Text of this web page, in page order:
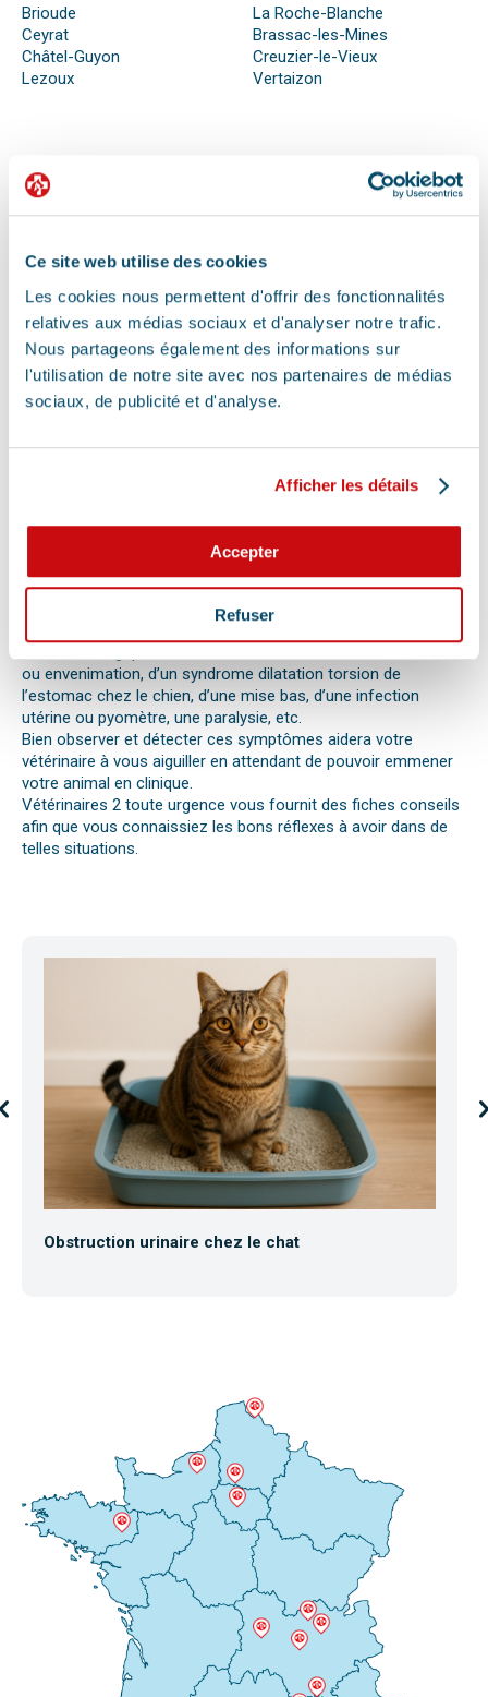
Ce site web utilise des cookies
Les cookies nous permettent d'offrir des fonctionnalités
relatives aux médias sociaux et d'analyser notre trafic.
Nous partageons également des informations sur
l'utilisation de notre site avec nos partenaires de médias
sociaux, de publicité et d'analyse.
Afficher les détails
Accepter
Refuser
Brioude
Ceyrat
Châtel-Guyon
Lezoux
La Roche-Blanche
Brassac-les-Mines
Creuzier-le-Vieux
Vertaizon
QUE FAIRE EN CAS D’URGENCE ?
Face à son animal souffrant, nous sommes nombreux à
préparer totalement à ce type d’événement, certains gestes
Ainsi, le premier réflexe à avoir dans une telle situation est de
contacter le vétérinaire de garde ou la clinique d’urgence
vétérinaire la plus proche de votre domicile. Il est important
également de ne pas paniquer et de vous assurer de la
sécurité de votre animal pour ne pas empirer la situation.
Pour pouvoir détecter un mal-être chez son animal et décrire
vomissements, constipations ou diarrhées, une blessure, une
perte d’appétit soudaine sont autant de signes visibles que
votre chat, chien ou autre nouvel animal de compagnie ne va
pas bien.
Différentes causes peuvent être à l’origine d’une urgence pour
ou envenimation, d’un syndrome dilatation torsion de
l’estomac chez le chien, d’une mise bas, d’une infection
utérine ou pyomètre, une paralysie, etc.
Bien observer et détecter ces symptômes aidera votre
vétérinaire à vous aiguiller en attendant de pouvoir emmener
votre animal en clinique.
Vétérinaires 2 toute urgence vous fournit des fiches conseils
afin que vous connaissiez les bons réflexes à avoir dans de
telles situations.
Obstruction urinaire chez le chat